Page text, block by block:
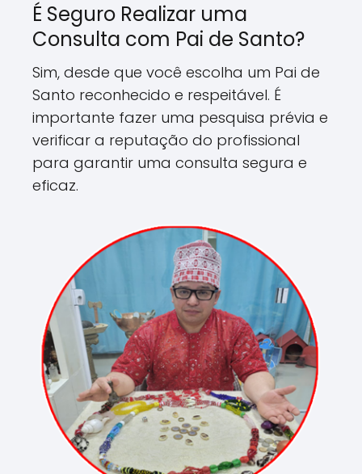
É Seguro Realizar uma
Consulta com Pai de Santo?
Sim, desde que você escolha um Pai de
Santo reconhecido e respeitável. É
importante fazer uma pesquisa prévia e
verificar a reputação do profissional
para garantir uma consulta segura e
eficaz.